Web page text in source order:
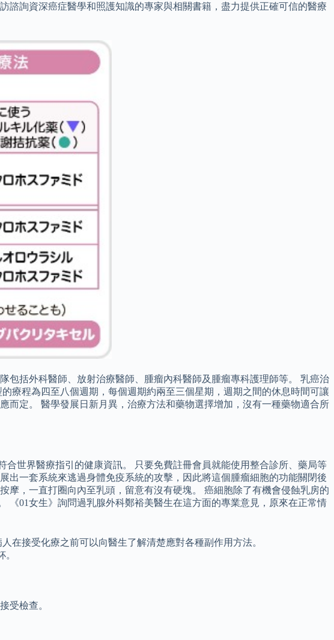
諮詢資深癌症醫學和照護知識的專家與相關書籍，盡力提供正確可信的醫療
包括外科醫師、放射治療醫師、腫瘤內科醫師及腫瘤專科護理師等。 乳癌治
療程為四至八個週期，每個週期約兩至三個星期，週期之間的休息時間可讓
而定。 醫學發展日新月異，治療方法和藥物選擇增加，沒有一種藥物適合所
世界醫療指引的健康資訊。 只要免費註冊會員就能使用整合診所、藥局等
一套系統來逃過身體免疫系統的攻擊，因此將這個腫瘤細胞的功能關閉後
，一直打圈向內至乳頭，留意有沒有硬塊。 癌細胞除了有機會侵蝕乳房的
01女生》詢問過乳腺外科鄭裕美醫生在這方面的專業意見，原來在正常情
在接受化療之前可以向醫生了解清楚應對各種副作用方法。
受檢查。